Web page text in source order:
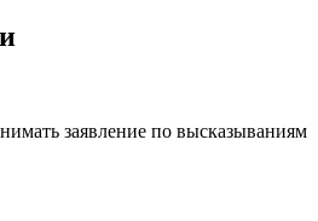
заявление по высказываниям